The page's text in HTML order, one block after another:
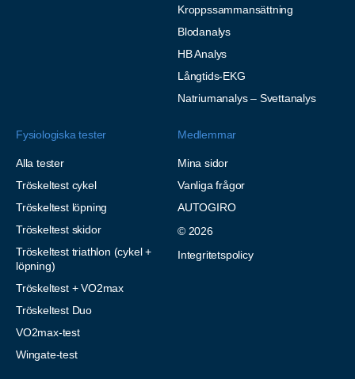
Kroppssammansättning
Blodanalys
HB Analys
Långtids-EKG
Natriumanalys – Svettanalys
Fysiologiska tester
Alla tester
Tröskeltest cykel
Tröskeltest löpning
Tröskeltest skidor
Tröskeltest triathlon (cykel +
löpning)
Tröskeltest + VO2max
Tröskeltest Duo
VO2max-test
Wingate-test
Medlemmar
Mina sidor
Vanliga frågor
AUTOGIRO
© 2026
Integritetspolicy